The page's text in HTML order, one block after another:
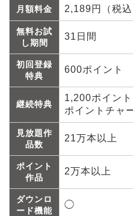
月額料金 2,189円（税込
無料お試
し期間
31日間
初回登録
特典
600ポイント
継続特典
1,200ポイント
ポイントチャ
見放題作
品数
21万本以上
ポイント
作品
2万本以上
ダウンロ
ード機能
◯